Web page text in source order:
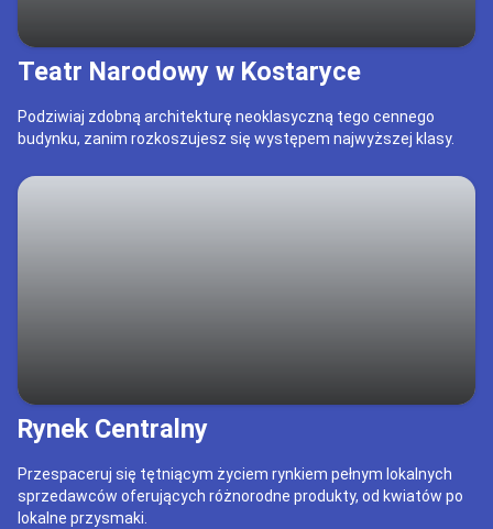
Teatr Narodowy w Kostaryce
Podziwiaj zdobną architekturę neoklasyczną tego cennego
budynku, zanim rozkoszujesz się występem najwyższej klasy.
Rynek Centralny
Przespaceruj się tętniącym życiem rynkiem pełnym lokalnych
sprzedawców oferujących różnorodne produkty, od kwiatów po
lokalne przysmaki.